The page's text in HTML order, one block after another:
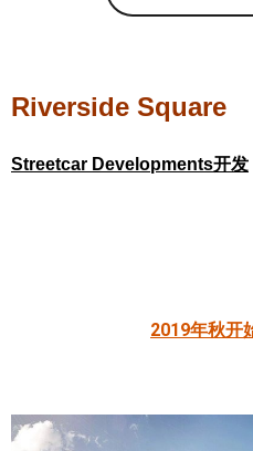
卖房指南
贷款指南
楼花大全
Riverside Square
Streetcar Developments开发
2019年秋开